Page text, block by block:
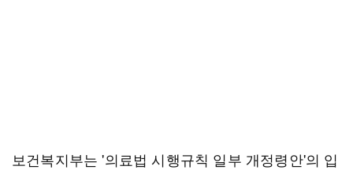
보건복지부는 '의료법 시행규칙 일부 개정령안'의 입